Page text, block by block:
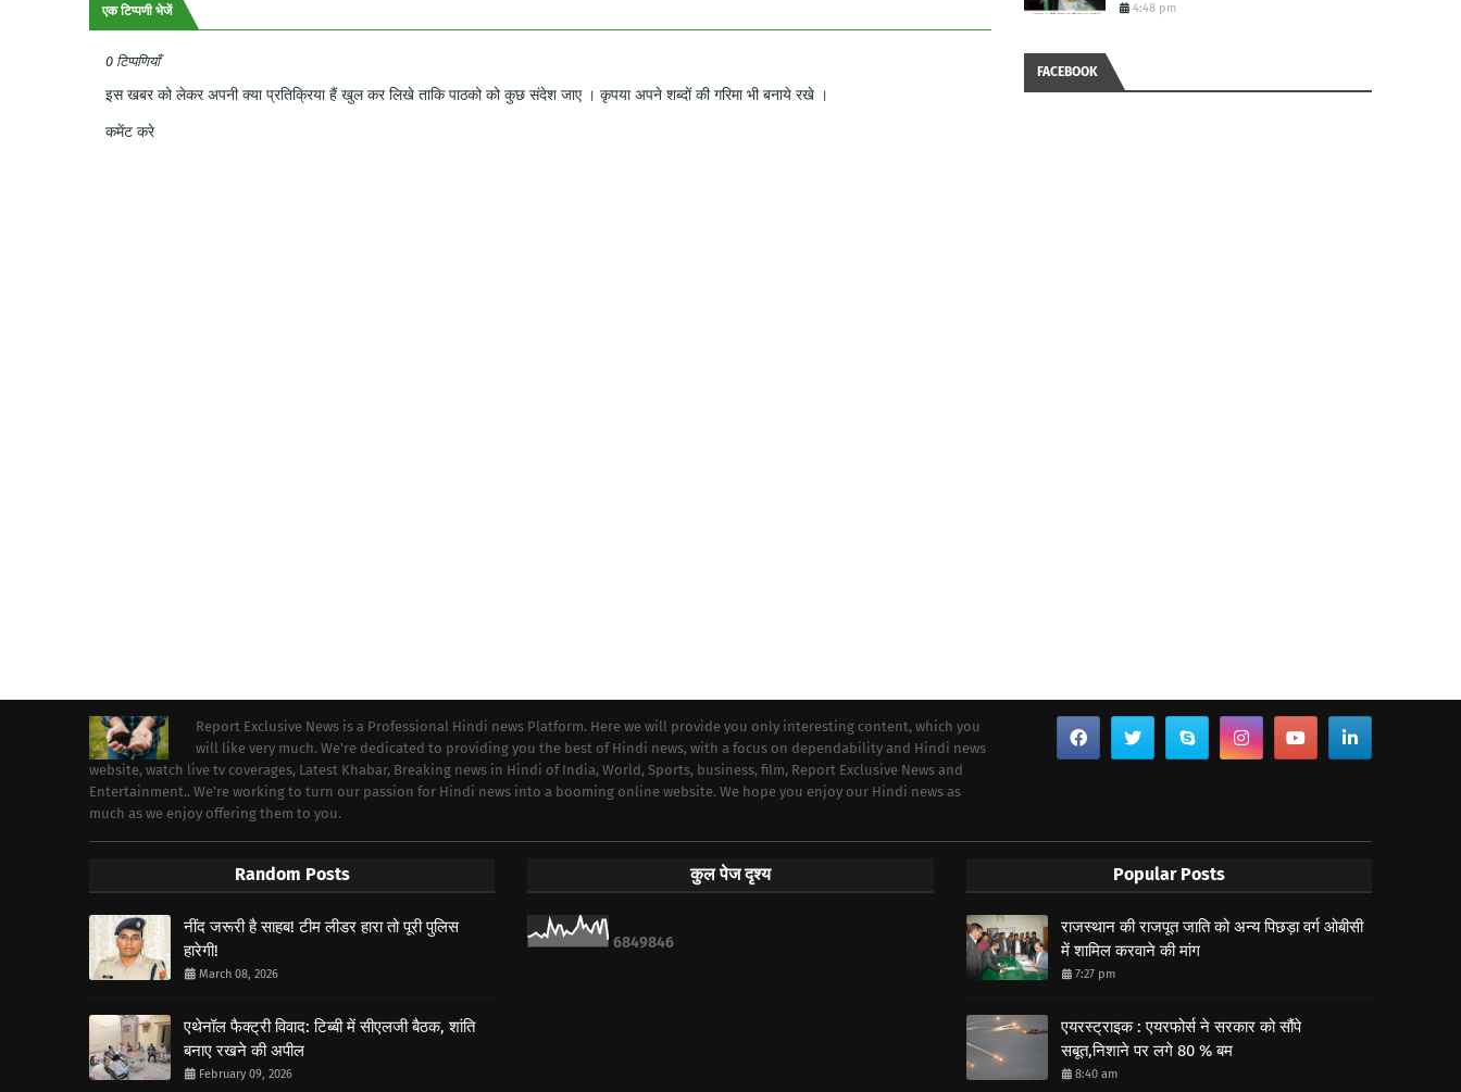
एक टिप्पणी भेजें
0 टिप्पणियाँ
इस खबर को लेकर अपनी क्या प्रतिक्रिया हैं खुल कर लिखे ताकि पाठको को कुछ संदेश जाए । कृपया अपने शब्दों की गरिमा भी बनाये रखे ।
कमेंट करे
4:48 pm
FACEBOOK
Report Exclusive News is a Professional Hindi news Platform. Here we will provide you only interesting content, which you
will like very much. We're dedicated to providing you the best of Hindi news, with a focus on dependability and Hindi news
website, watch live tv coverages, Latest Khabar, Breaking news in Hindi of India, World, Sports, business, film, Report Exclusive News and
Entertainment.. We're working to turn our passion for Hindi news into a booming online website. We hope you enjoy our Hindi news as
much as we enjoy offering them to you.
Random Posts
नींद जरूरी है साहब! टीम लीडर हारा तो पूरी पुलिस
हारेगी!
March 08, 2026
एथेनॉल फैक्ट्री विवाद: टिब्बी में सीएलजी बैठक, शांति
बनाए रखने की अपील
February 09, 2026
कुल पेज दृश्य
6849846
Popular Posts
राजस्थान की राजपूत जाति को अन्य पिछड़ा वर्ग ओबीसी
में शामिल करवाने की मांग
7:27 pm
एयरस्ट्राइक : एयरफोर्स ने सरकार को सौंपे
सबूत,निशाने पर लगे 80 % बम
8:40 am